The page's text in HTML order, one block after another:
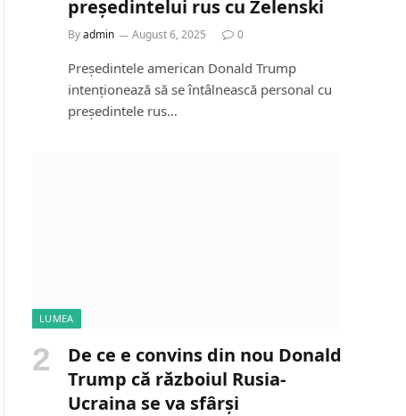
președintelui rus cu Zelenski
Byadmin August 6, 2025 0
Președintele american Donald Trump
intenționează să se întâlnească personal cu
președintele rus…
LUMEA
De ce e convins din nou Donald
Trump că războiul Rusia-
Ucraina se va sfârși